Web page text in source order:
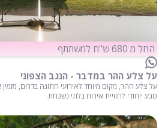
החל מ 680 ש"ח למשתתף
על צלע ההר במדבר - הנגב הצפוני
על צלע ההר, מקום מיוחד לאירועי חתונה בדרום,
טבע ייחודי לחוויית אירוח בלתי נשכחת.